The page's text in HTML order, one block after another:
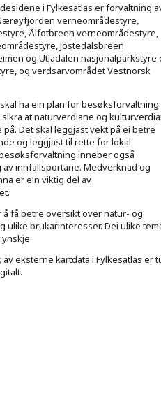
i Fylkesatlas er forvaltning
verneområdestyre,
Ålfotbreen verneområdestyre,
Jostedalsbreen
og Utladalen nasjonalparkstyre
og verdsarvområdet Vestnorsk
ha ein plan for
at naturverdiane og
Det skal leggjast vekt på ei betre
og leggjast til rette for lokal
inneber også
innfallsportane. Medverknad og
er ein viktig del av
få betre oversikt over natur- og
ulike brukarinteresser. Dei ulike
eksterne kartdata i Fylkesatlas er